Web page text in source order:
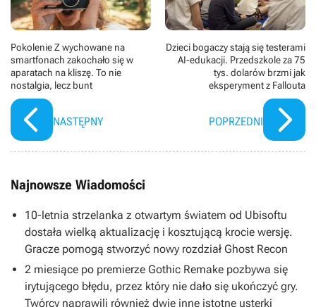
Pokolenie Z wychowane na
smartfonach zakochało się w
aparatach na kliszę. To nie
nostalgia, lecz bunt
NASTĘPNY
Dzieci bogaczy stają się testerami
AI-edukacji. Przedszkole za 75
tys. dolarów brzmi jak
eksperyment z Fallouta
POPRZEDNI
Najnowsze Wiadomości
10-letnia strzelanka z otwartym światem od Ubisoftu
dostała wielką aktualizację i kosztującą krocie wersję.
Gracze pomogą stworzyć nowy rozdział Ghost Recon
2 miesiące po premierze Gothic Remake pozbywa się
irytującego błędu, przez który nie dało się ukończyć gry.
Twórcy naprawili również dwie inne istotne usterki